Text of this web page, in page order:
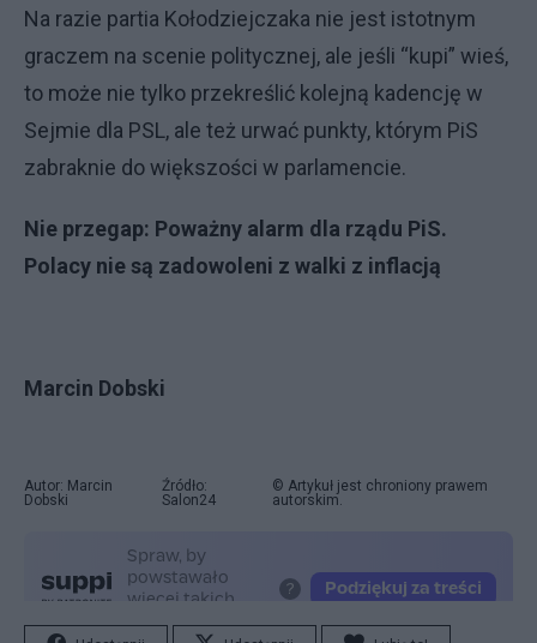
Na razie partia Kołodziejczaka nie jest istotnym
graczem na scenie politycznej, ale jeśli “kupi” wieś,
to może nie tylko przekreślić kolejną kadencję w
Sejmie dla PSL, ale też urwać punkty, którym PiS
zabraknie do większości w parlamencie.
Nie przegap: Poważny alarm dla rządu PiS.
Polacy nie są zadowoleni z walki z inflacją
Marcin Dobski
Autor: Marcin
Dobski
Źródło:
Salon24
© Artykuł jest chroniony prawem
autorskim.